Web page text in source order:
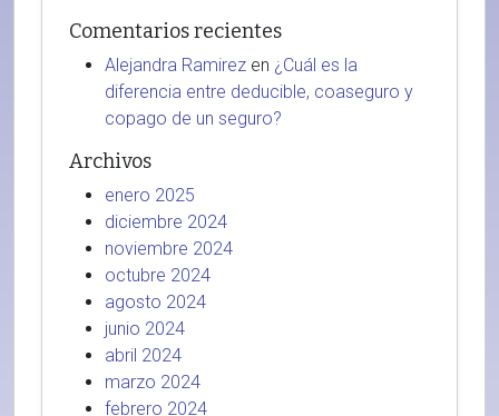
Comentarios recientes
Alejandra Ramirez en ¿Cuál es la
diferencia entre deducible, coaseguro y
copago de un seguro?
Archivos
enero 2025
diciembre 2024
noviembre 2024
octubre 2024
agosto 2024
junio 2024
abril 2024
marzo 2024
febrero 2024